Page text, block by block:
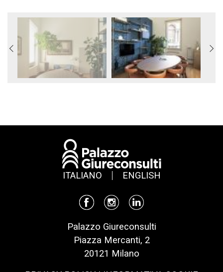
ITALIANO ENGLISH
Palazzo Giureconsulti
Piazza Mercanti, 2
20121 Milano